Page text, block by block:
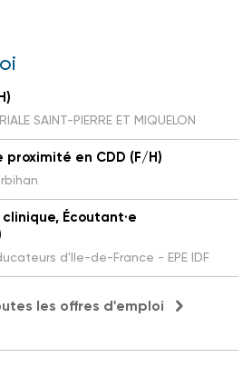
SAINT-PIERRE ET MIQUELON
en CDD (F/H)
Écoutant·e
d'Ile-de-France - EPE IDF
les offres d'emploi